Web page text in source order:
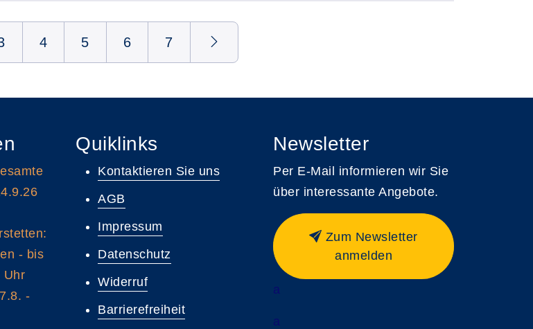
4 5 6 7
- bis
Uhr
-
Quiklinks
Kontaktieren Sie uns
AGB
Impressum
Datenschutz
Widerruf
Barrierefreiheit
Newsletter
Per E-Mail informieren wir Sie
über interessante Angebote.
Zum Newsletter
anmelden
a
a